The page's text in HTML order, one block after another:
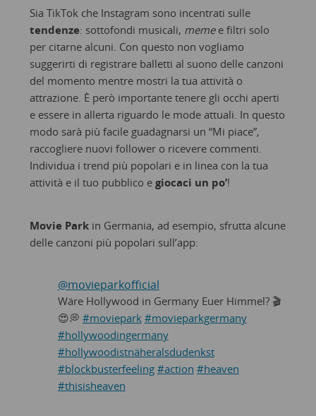
Sia TikTok che Instagram sono incentrati sulle
tendenze: sottofondi musicali, memee filtri solo
per citarne alcuni. Con questo non vogliamo
suggerirti di registrare balletti al suono delle canzoni
del momento mentre mostri la tua attività o
attrazione. È però importante tenere gli occhi aperti
e essere in allerta riguardo le mode attuali. In questo
modo sarà più facile guadagnarsi un “Mi piace”,
raccogliere nuovi follower o ricevere commenti.
Individua i trend più popolari e in linea con la tua
attività e il tuo pubblico e giocaci un po’!
Movie Parkin Germania, ad esempio, sfrutta alcune
delle canzoni più popolari sull’app:
@movieparkofficial
Wäre Hollywood in Germany Euer Himmel? 🎬
😍💭 #moviepark #movieparkgermany
#hollywoodingermany
#hollywoodistnäheralsdudenkst
#blockbusterfeeling #action #heaven
#thisisheaven